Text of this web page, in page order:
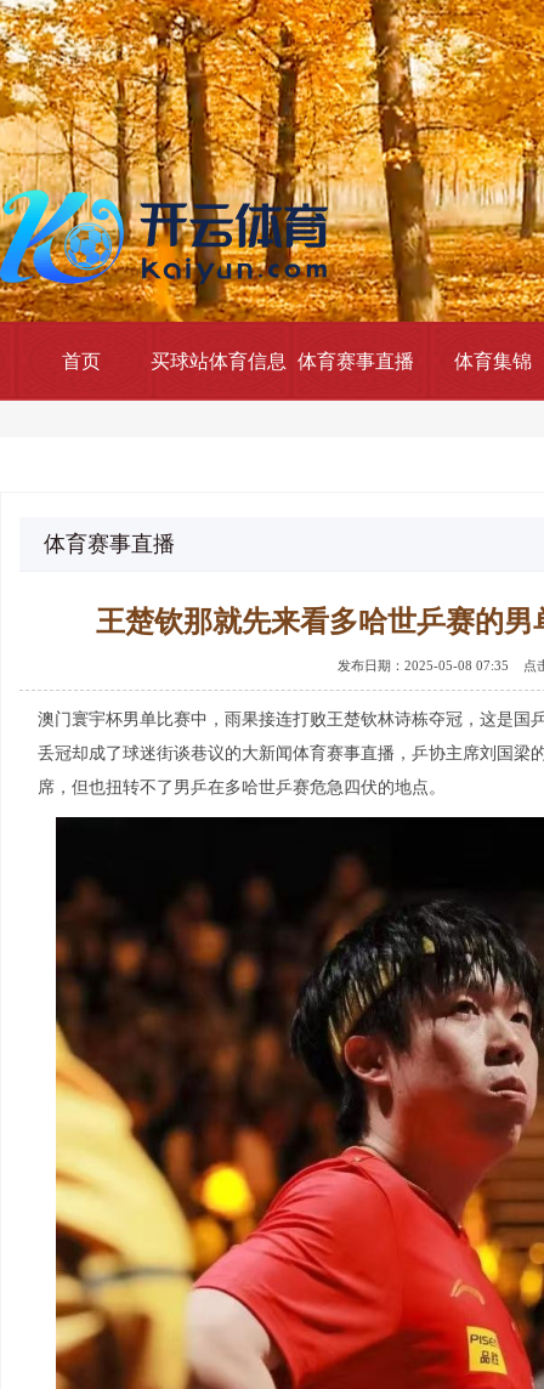
首页 买球站体育信息 体育赛事直播 体育集锦
体育赛事直播
王楚钦那就先来看多哈世乒赛的
发布日期：2025-05-08 07:35 点
澳门寰宇杯男单比赛中，雨果接连打败王楚钦林诗栋夺冠，这是国
丢冠却成了球迷街谈巷议的大新闻体育赛事直播，乒协主席刘国梁
席，但也扭转不了男乒在多哈世乒赛危急四伏的地点。